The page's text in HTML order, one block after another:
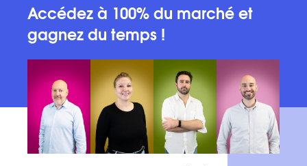
Accédez à 100% du marché et
gagnez du temps !